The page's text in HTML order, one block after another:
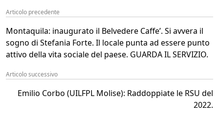
Articolo precedente
Montaquila: inaugurato il Belvedere Caffe’. Si avvera il
sogno di Stefania Forte. Il locale punta ad essere punto
attivo della vita sociale del paese. GUARDA IL SERVIZIO.
Articolo successivo
Emilio Corbo (UILFPL Molise): Raddoppiate le RSU del
2022.